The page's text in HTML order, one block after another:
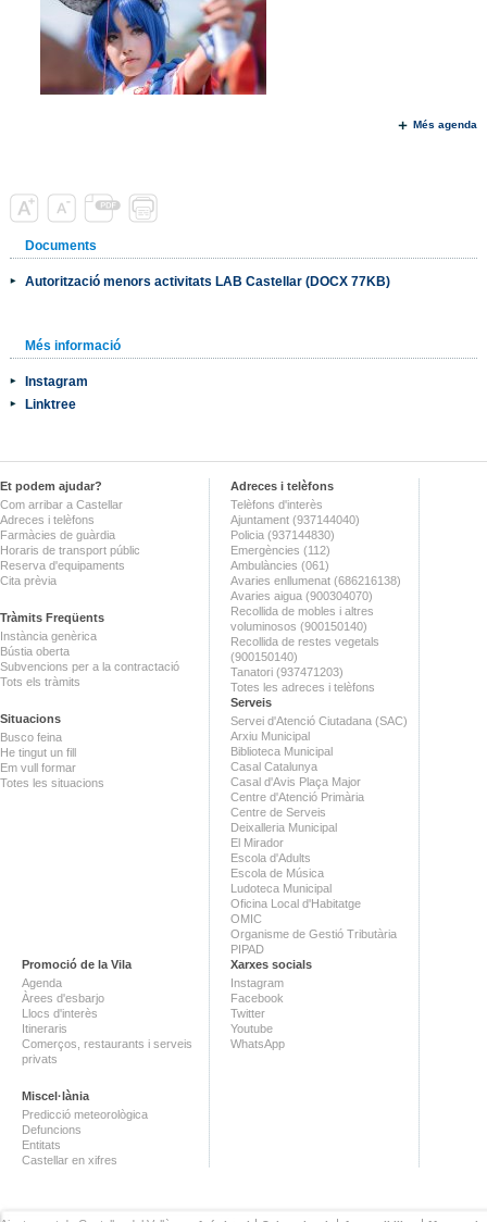
Més agenda
Documents
Autorització menors activitats LAB Castellar (DOCX 77KB)
Més informació
Instagram
Linktree
Et podem ajudar?
Com arribar a Castellar
Adreces i telèfons
Farmàcies de guàrdia
Horaris de transport públic
Reserva d'equipaments
Cita prèvia
Tràmits Freqüents
Instància genèrica
Bústia oberta
Subvencions per a la contractació
Tots els tràmits
Situacions
Busco feina
He tingut un fill
Em vull formar
Totes les situacions
Adreces i telèfons
Telèfons d'interès
Ajuntament (937144040)
Policia (937144830)
Emergències (112)
Ambulàncies (061)
Avaries enllumenat (686216138)
Avaries aigua (900304070)
Recollida de mobles i altres
voluminosos (900150140)
Recollida de restes vegetals
(900150140)
Tanatori (937471203)
Totes les adreces i telèfons
Serveis
Servei d'Atenció Ciutadana (SAC)
Arxiu Municipal
Biblioteca Municipal
Casal Catalunya
Casal d'Avis Plaça Major
Centre d'Atenció Primària
Centre de Serveis
Deixalleria Municipal
El Mirador
Escola d'Adults
Escola de Música
Ludoteca Municipal
Oficina Local d'Habitatge
OMIC
Organisme de Gestió Tributària
PIPAD
Promoció de la Vila
Agenda
Àrees d'esbarjo
Llocs d'interès
Itineraris
Comerços, restaurants i serveis
privats
Miscel·lània
Predicció meteorològica
Defuncions
Entitats
Castellar en xifres
Xarxes socials
Instagram
Facebook
Twitter
Youtube
WhatsApp